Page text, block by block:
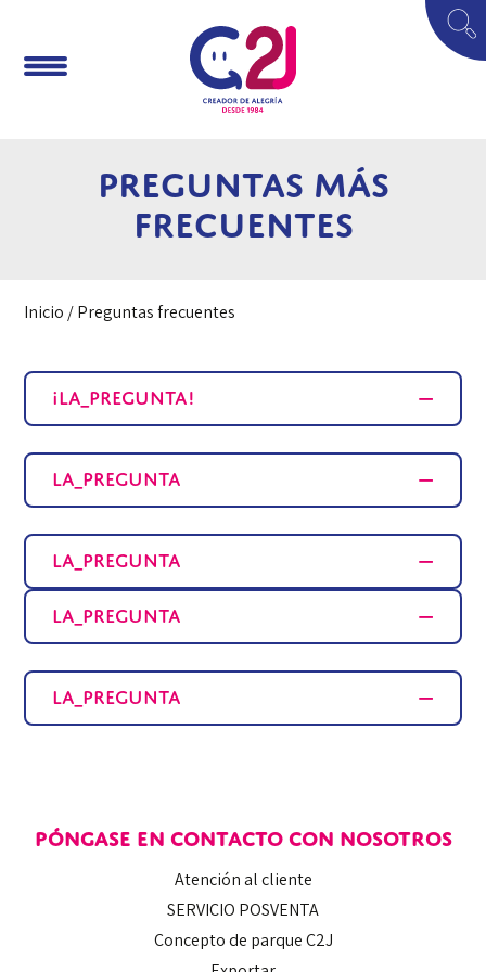
Preguntas más
frecuentes
Inicio / Preguntas frecuentes
¡La_Pregunta!
La_pregunta
La_pregunta
La_pregunta
La_pregunta
PÓNGASE EN CONTACTO CON NOSOTROS
Atención al cliente
SERVICIO POSVENTA
Concepto de parque C2J